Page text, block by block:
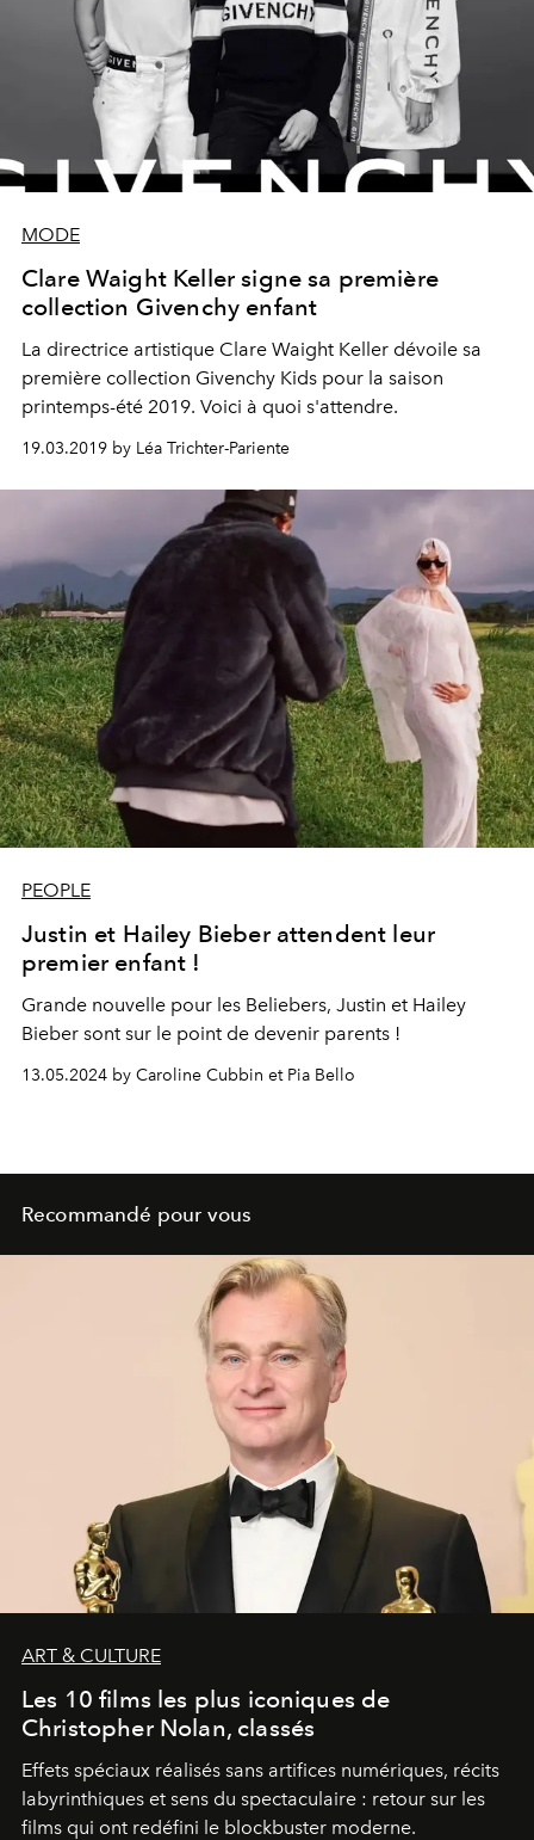
MODE
Clare Waight Keller signe sa première
collection Givenchy enfant
La directrice artistique Clare Waight Keller dévoile sa
première collection Givenchy Kids pour la saison
printemps-été 2019. Voici à quoi s'attendre.
19.03.2019 by Léa Trichter-Pariente
PEOPLE
Justin et Hailey Bieber attendent leur
premier enfant !
Grande nouvelle pour les Beliebers, Justin et Hailey
Bieber sont sur le point de devenir parents !
13.05.2024 by Caroline Cubbin et Pia Bello
Recommandé pour vous
ART & CULTURE
Les 10 films les plus iconiques de
Christopher Nolan, classés
Effets spéciaux réalisés sans artifices numériques, récits
labyrinthiques et sens du spectaculaire : retour sur les
films qui ont redéfini le blockbuster moderne.